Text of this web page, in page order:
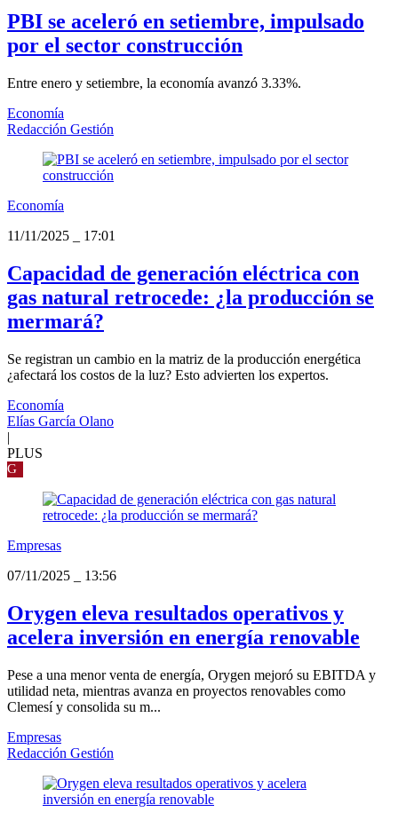
PBI se aceleró en setiembre, impulsado
por el sector construcción
Entre enero y setiembre, la economía avanzó 3.33%.
Economía
Redacción Gestión
Economía
11/11/2025
17:01
Capacidad de generación eléctrica con
gas natural retrocede: ¿la producción se
mermará?
Se registran un cambio en la matriz de la producción energética
¿afectará los costos de la luz? Esto advierten los expertos.
Economía
Elías García Olano
|
PLUS
G
Empresas
07/11/2025
13:56
Orygen eleva resultados operativos y
acelera inversión en energía renovable
Pese a una menor venta de energía, Orygen mejoró su EBITDA y
utilidad neta, mientras avanza en proyectos renovables como
Clemesí y consolida su m...
Empresas
Redacción Gestión